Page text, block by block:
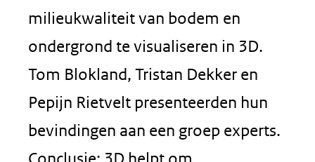
milieukwaliteit van bodem en
ondergrond te visualiseren in 3D.
Tom Blokland, Tristan Dekker en
Pepijn Rietvelt presenteerden hun
bevindingen aan een groep experts.
Conclusie: 3D helpt om